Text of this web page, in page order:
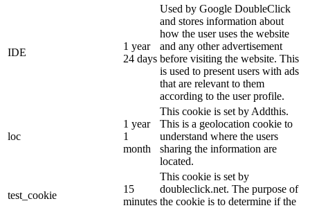
IDE
1 year
24 days
Used by Google DoubleClick
and stores information about
how the user uses the website
and any other advertisement
before visiting the website. This
is used to present users with ads
that are relevant to them
according to the user profile.
loc
1 year
1
month
This cookie is set by Addthis.
This is a geolocation cookie to
understand where the users
sharing the information are
located.
test_cookie
15
minutes
This cookie is set by
doubleclick.net. The purpose of
the cookie is to determine if the